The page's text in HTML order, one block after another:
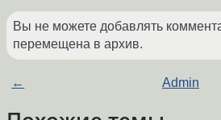
Вы не можете добавлять
перемещена в архив.
← Admin